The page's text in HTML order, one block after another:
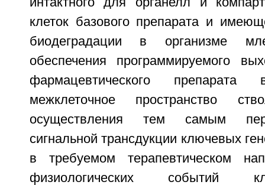
клеток базового препарата и
биодеградации в организме
обеспечения программируемого
фармацевтического
межклеточное пространство
осуществления тем самым
сигнальной трансдукции ключевых
в требуемом терапевтическом
физиологических событий